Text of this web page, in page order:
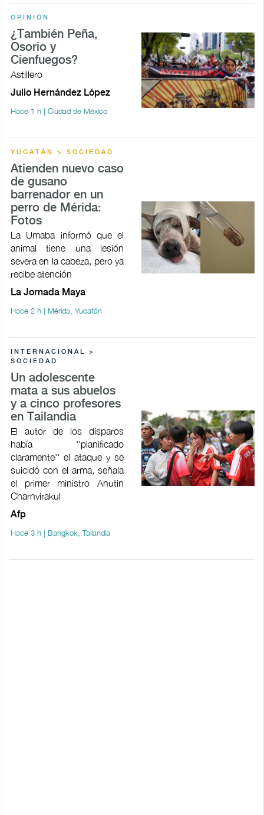
OPINIÓN
¿También Peña,
Osorio y
Cienfuegos?
Astillero
Julio Hernández López
Hace 1 h | Ciudad de México
YUCATÁN > SOCIEDAD
Atienden nuevo caso
de gusano
barrenador en un
perro de Mérida:
Fotos
La Umaba informó que el
animal tiene una lesión
severa en la cabeza, pero ya
recibe atención
La Jornada Maya
Hace 2 h | Mérida, Yucatán
INTERNACIONAL >
SOCIEDAD
Un adolescente
mata a sus abuelos
y a cinco profesores
en Tailandia
El autor de los disparos
había ''planificado
claramente'' el ataque y se
suicidó con el arma, señala
el primer ministro Anutin
Charnvirakul
Afp
Hace 3 h | Bangkok, Tailandia